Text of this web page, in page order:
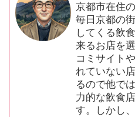
京都市在住
毎日京都の
してくる飲
来るお店を
コミサイト
れていない
るので他で
力的な飲食
す。しかし